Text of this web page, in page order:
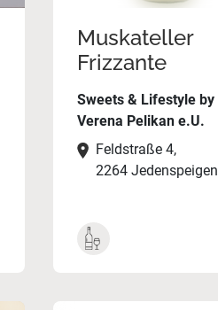
Muskateller
Frizzante
Sweets & Lifestyle by
Verena Pelikan e.U.
Feldstraße 4,
2264 Jedenspeigen